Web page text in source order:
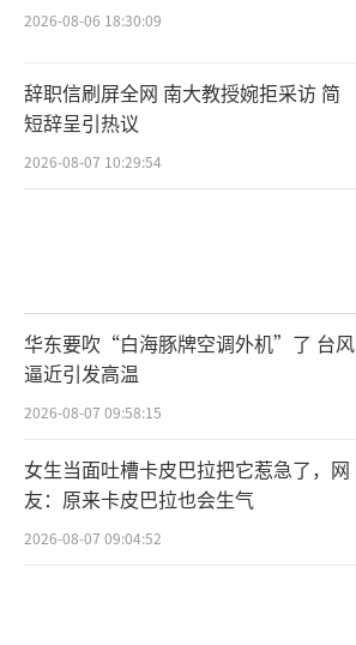
2026-08-06 18:30:09
辞职信刷屏全网 南大教授婉拒采访 简
短辞呈引热议
2026-08-07 10:29:54
华东要吹“白海豚牌空调外机”了 台风
逼近引发高温
2026-08-07 09:58:15
女生当面吐槽卡皮巴拉把它惹急了，网
友：原来卡皮巴拉也会生气
2026-08-07 09:04:52